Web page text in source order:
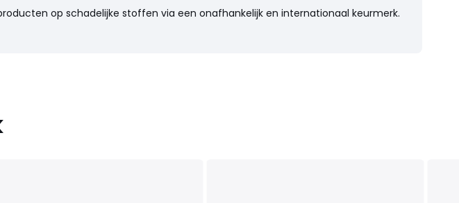
op schadelijke stoffen via een onafhankelijk en internationaal keurmerk.